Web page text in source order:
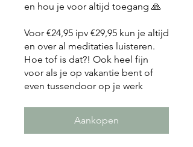
en hou je voor altijd toegang 🙏
Voor €24,95 ipv €29,95 kun je altijd
en over al meditaties luisteren.
Hoe tof is dat?! Ook heel fijn
voor als je op vakantie bent of
even tussendoor op je werk
Aankopen